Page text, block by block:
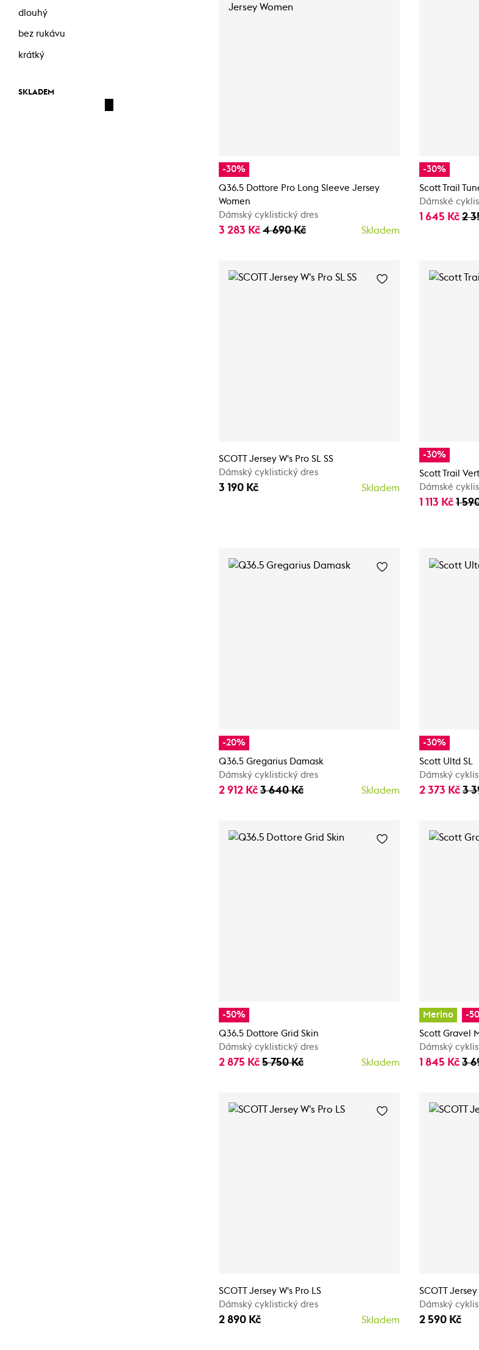
dlouhý
bez rukávu
krátký
SKLADEM
-30%
Q36.5 Dottore Pro Long Sleeve Jersey
Women
Dámský cyklistický dres
3 283 Kč 4 690 Kč Skladem
-30%
Scott Trail
Dámské
1 645 Kč 2
SCOTT Jersey W's Pro SL SS
Dámský cyklistický dres
3 190 Kč Skladem
-30%
Scott Trail
Dámské
1 113 Kč 1
-20%
Q36.5 Gregarius Damask
Dámský cyklistický dres
2 912 Kč 3 640 Kč Skladem
-30%
Scott Ultd SL
Dámský
2 373 Kč 3
-50%
Q36.5 Dottore Grid Skin
Dámský cyklistický dres
2 875 Kč 5 750 Kč Skladem
Merino -
Scott Gravel
Dámský
1 845 Kč 3
SCOTT Jersey W's Pro LS
Dámský cyklistický dres
2 890 Kč Skladem
SCOTT Jersey
Dámský
2 590 Kč